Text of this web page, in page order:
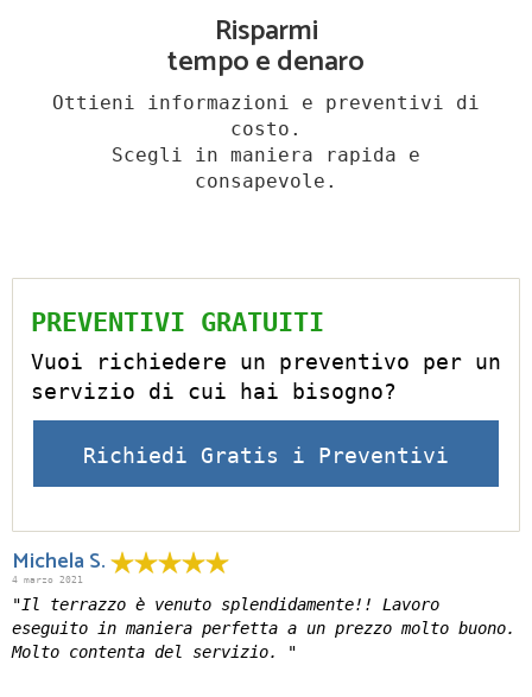
Risparmi
tempo e denaro
Ottieni informazioni e preventivi di
costo.
Scegli in maniera rapida e
consapevole.
PREVENTIVI GRATUITI
Vuoi richiedere un preventivo per un
servizio di cui hai bisogno?
Richiedi Gratis i Preventivi
Michela S.
4 marzo 2021
"Il terrazzo è venuto splendidamente!! Lavoro
eseguito in maniera perfetta a un prezzo molto buono.
Molto contenta del servizio. "